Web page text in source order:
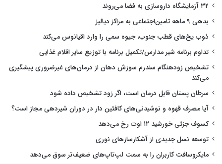
۳۲ آزمایشگاه داروسازی به فضا می‌روند
بدهی ۹ ماهه تامین‌اجتماعی به مراکز دیالیز
ذوب یخ‌های قطب جنوب، جیوه سمی را وارد اقیانوس می‌کند
تداوم برنامه شیر مدارس/تکمیل برنامه با توزیع سایر اقلام غذایی
تشخیص زودهنگام سندرم سوزش دهان از درمان‌های غیرضروری پیشگیری
می‌کند
سرطان پستان قابل درمان است، اگر زود تشخیص داده شود
آیا مصرف قهوه و نوشیدنی‌های کافئین دار در دوران شیردهی مجاز است؟
کسوف جزئی خورشید ۱۲ اوت رخ می‌دهد
توسعه نسل جدیدی از آشکارسازهای نوری
مایکروسافت کاربران را به سمت لپ‌تاپ‌های ضعیف‌تر سوق می‌دهد